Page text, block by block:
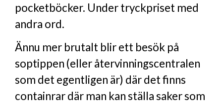
pocketböcker. Under tryckpriset med
andra ord.
Ännu mer brutalt blir ett besök på
soptippen (eller återvinningscentralen
som det egentligen är) där det finns
containrar där man kan ställa saker som